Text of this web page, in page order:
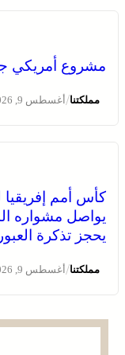
مشروع أمريكي
مملكتنا/أغسطس 9, 2026
يواصل مشواره
يحجز تذكرة العبور
مملكتنا/أغسطس 9, 2026